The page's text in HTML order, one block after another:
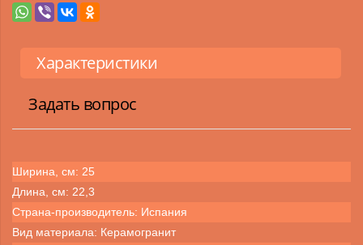
Характеристики
Задать вопрос
Ширина, см: 25
Длина, см: 22,3
Страна-производитель: Испания
Вид материала: Керамогранит